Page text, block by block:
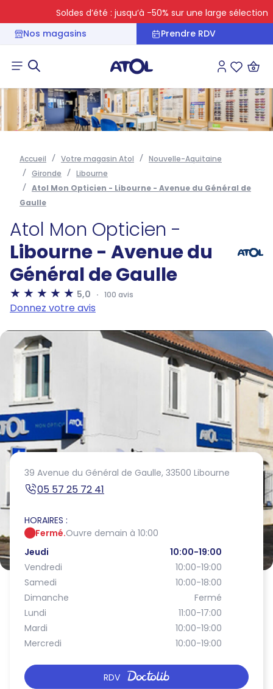
Soldes d’été : jusqu’à -50% sur une large sélection
Nos magasins
Prendre RDV
Connexion
Accueil Votre magasin Atol
Nouvelle-Aquitaine
Gironde
Libourne
Atol Mon Opticien - Libourne - Avenue du Général de
Gaulle
Atol Mon Opticien -
Libourne - Avenue du
Général de Gaulle
5,0 100 avis
Donnez votre avis
39 Avenue du Général de Gaulle, 33500 Libourne
05 57 25 72 41
HORAIRES :
Fermé.Ouvre demain à 10:00
Jeudi
10:00-19:00
Vendredi
10:00-19:00
Samedi
10:00-18:00
Dimanche
Fermé
Lundi
11:00-17:00
Mardi
10:00-19:00
Mercredi
10:00-19:00
RDV